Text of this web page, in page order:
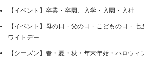
【イベント】卒業・卒園、入学・入園・入社
【イベント】母の日・父の日・こどもの日・
ワイトデー
【シーズン】春・夏・秋・年末年始・ハロウィ